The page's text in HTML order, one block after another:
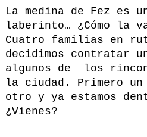
La medina de Fez es
laberinto… ¿Cómo la
Cuatro familias en
decidimos contratar
algunos de los
la ciudad. Primero
otro y ya estamos
¿Vienes?